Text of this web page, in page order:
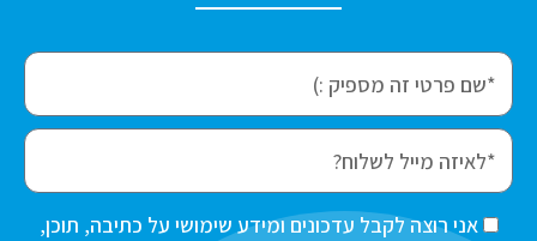
f
i
r
s
e
m
אני רוצה לקבל עדכונים ומידע שימושי על כתיבה, תוכן,